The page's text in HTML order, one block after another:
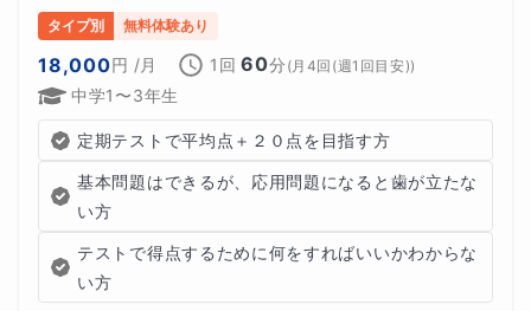
【ZOOM】 で行います。
使い方等がわからない場合は事前におっしゃっていただけ
るとスムーズです。
初回に接続テストなども行いますのでその際に一緒に接続
してみましょう。
機器の組み合わせにより、必要なものと不要なものがござ
います。
タイプ別 無料体験あり
18,000円 /月 1回 60分 (月4回(週1回目安))
中学1〜3年生
定期テストで平均点＋２０点を目指す方
基本問題はできるが、応用問題になると歯が立たな
い方
テストで得点するために何をすればいいかわからな
い方